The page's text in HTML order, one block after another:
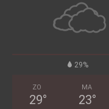
29%
ZO
29°
MA
23°